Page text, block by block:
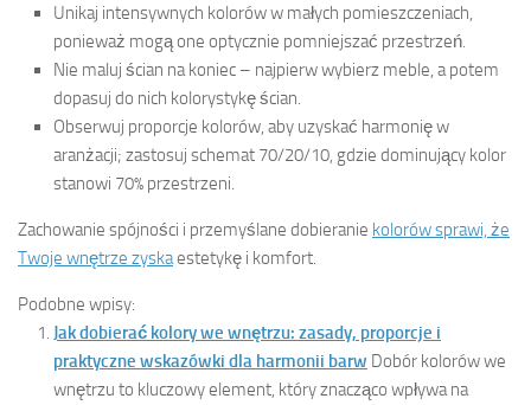
Unikaj intensywnych kolorów w małych pomieszczeniach,
ponieważ mogą one optycznie pomniejszać przestrzeń.
Nie maluj ścian na koniec – najpierw wybierz meble, a potem
dopasuj do nich kolorystykę ścian.
Obserwuj proporcje kolorów, aby uzyskać harmonię w
aranżacji; zastosuj schemat 70/20/10, gdzie dominujący kolor
stanowi 70% przestrzeni.
Zachowanie spójności i przemyślane dobieranie kolorów sprawi, że
Twoje wnętrze zyskaestetykę i komfort.
Podobne wpisy:
Jak dobierać kolory we wnętrzu: zasady, proporcje i
praktyczne wskazówki dla harmonii barw Dobór kolorów we
wnętrzu to kluczowy element, który znacząco wpływa na